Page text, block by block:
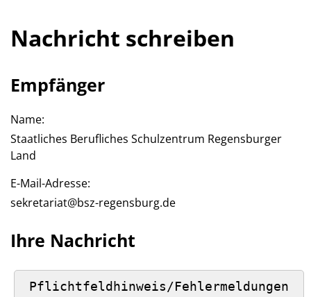
Nachricht schreiben
Empfänger
Name:
Staatliches Berufliches Schulzentrum Regensburger
Land
E-Mail-Adresse:
sekretariat@bsz-regensburg.de
Ihre Nachricht